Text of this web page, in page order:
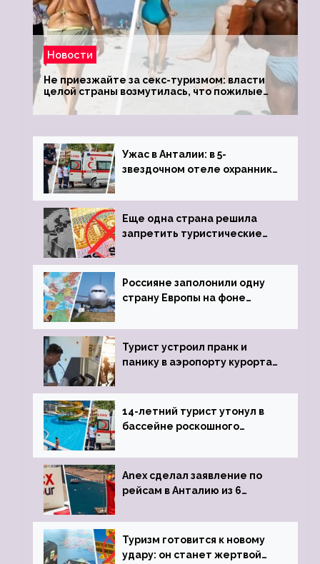
Новости
Не приезжайте за секс-туризмом: власти
целой страны возмутилась, что пожилые
туристки массово едут к ним, чтобы
обзавестись молодыми любовниками
Ужас в Анталии: в 5-
звездочном отеле охранник
пистолета
Еще одна страна решила
запретить туристические
Россияне заполонили одну
страну Европы на фоне
виз
Турист устроил пранк и
панику в аэропорту курорта,
задержке рейса
14-летний турист утонул в
бассейне роскошного
Anex сделал заявление по
рейсам в Анталию из 6
Туризм готовится к новому
удару: он станет жертвой